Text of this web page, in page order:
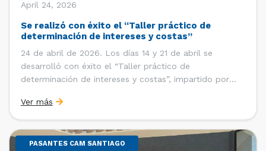
April 24, 2026
Se realizó con éxito el “Taller práctico de
determinación de intereses y costas”
24 de abril de 2026. Los días 14 y 21 de abril se
desarrolló con éxito el “Taller práctico de
determinación de intereses y costas”, impartido por
Universidad Católica de Chile y Magíster en Economía
de la Universidad de Chicago) y María Luisa Petitpas
[…]
Ver más
PASANTES CAM SANTIAGO